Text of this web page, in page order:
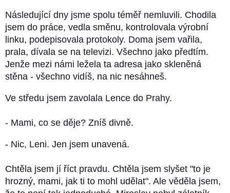
Následující dny jsme spolu téměř nemluvili. Chodila
jsem do práce, vedla směnu, kontrolovala výrobní
linku, podepisovala protokoly. Doma jsem vařila,
prala, dívala se na televizi. Všechno jako předtím.
Jenže mezi námi ležela ta adresa jako skleněná
stěna - všechno vidíš, na nic nesáhneš.
Ve středu jsem zavolala Lence do Prahy.
- Mami, co se děje? Zníš divně.
- Nic, Leni. Jen jsem unavená.
Chtěla jsem jí říct pravdu. Chtěla jsem slyšet "to je
hrozný, mami, jak ti to mohl udělat". Ale věděla jsem,